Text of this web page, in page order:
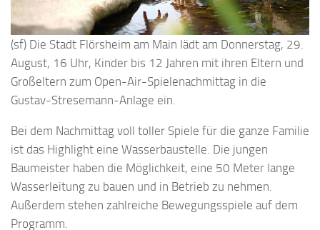
(sf) Die Stadt Flörsheim am Main lädt am Donnerstag, 29.
August, 16 Uhr, Kinder bis 12 Jahren mit ihren Eltern und
Großeltern zum Open-Air-Spielenachmittag in die
Gustav-Stresemann-Anlage ein.
Bei dem Nachmittag voll toller Spiele für die ganze Familie
ist das Highlight eine Wasserbaustelle. Die jungen
Baumeister haben die Möglichkeit, eine 50 Meter lange
Wasserleitung zu bauen und in Betrieb zu nehmen.
Außerdem stehen zahlreiche Bewegungsspiele auf dem
Programm.